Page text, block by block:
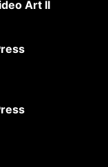
Art II